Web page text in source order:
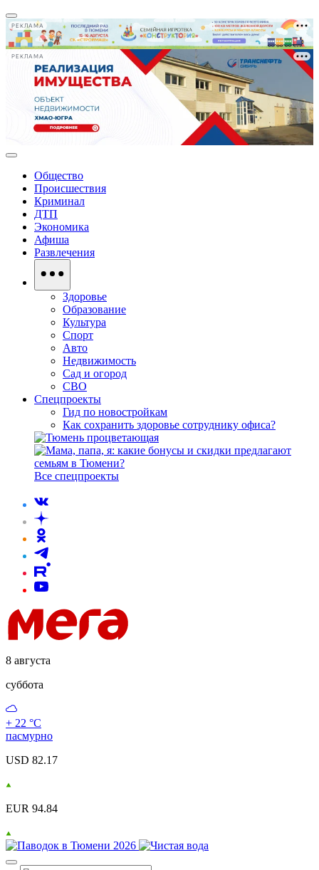
РЕКЛАМА
РЕКЛАМА
Общество
Происшествия
Криминал
ДТП
Экономика
Афиша
Развлечения
Здоровье
Образование
Культура
Спорт
Авто
Недвижимость
Сад и огород
СВО
Спецпроекты
Гид по новостройкам
Как сохранить здоровье сотруднику офиса?
Все спецпроекты
8 августа
суббота
+ 22 °С
пасмурно
USD 82.17
EUR 94.84